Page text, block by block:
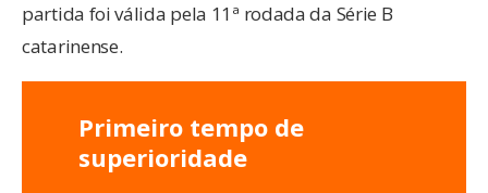
partida foi válida pela 11ª rodada da Série B
catarinense.
Primeiro tempo de
superioridade